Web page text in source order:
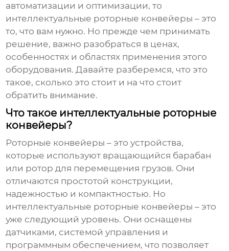
автоматизации и оптимизации, то
интеллектуальные роторные конвейеры – это
то, что вам нужно. Но прежде чем принимать
решение, важно разобраться в ценах,
особенностях и областях применения этого
оборудования. Давайте разберемся, что это
такое, сколько это стоит и на что стоит
обратить внимание.
Что такое интеллектуальные роторные
конвейеры?
Роторные конвейеры – это устройства,
которые используют вращающийся барабан
или ротор для перемещения грузов. Они
отличаются простотой конструкции,
надежностью и компактностью. Но
интеллектуальные роторные конвейеры – это
уже следующий уровень. Они оснащены
датчиками, системой управления и
программным обеспечением, что позволяет